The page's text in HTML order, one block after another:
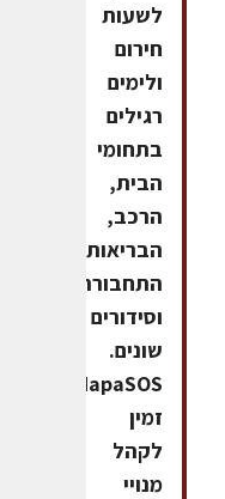
לשעות
חירום
ולימים
רגילים
בתחומי
הבית,
הרכב,
הבריאות,
התחבורה
וסידורים
שונים.
MapaSOS
זמין
לקהל
מנויי